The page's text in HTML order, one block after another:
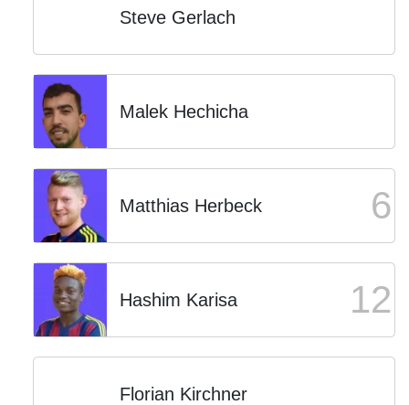
Steve Gerlach
Malek Hechicha
Matthias Herbeck 6
Hashim Karisa 12
Florian Kirchner